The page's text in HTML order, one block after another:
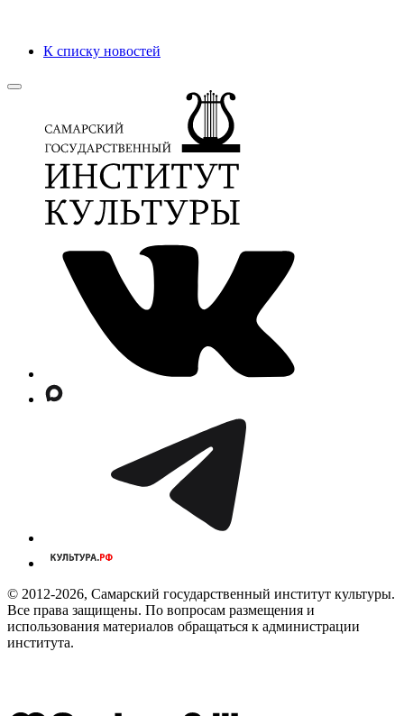
К списку новостей
© 2012-2026, Самарский государственный институт культуры.
Все права защищены. По вопросам размещения и
использования материалов обращаться к администрации
института.